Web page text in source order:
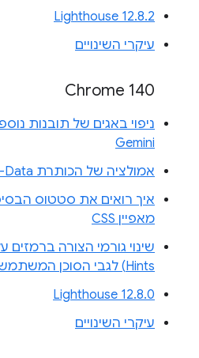
Lighthouse 12.8.2
עיקרי השינויים
Chrome 140
ניפוי באגים של תובנות
Gemini
אמולציה של הכותרת Save-Data ב'תנאי רשת'
איך רואים את סטטוס
מאפיין CSS
Hints) לגבי הסוכן המשתמש
Lighthouse 12.8.0
עיקרי השינויים